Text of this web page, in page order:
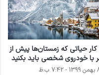
طراحان گرافیک است.
و مجله در ستون و
برای شرایط فعلی
متنوع با هدف بهبود
22 کار حیاتی که زمستان‌ها پیش از
با خودروی شخصی باید بکنید
ب.ظ